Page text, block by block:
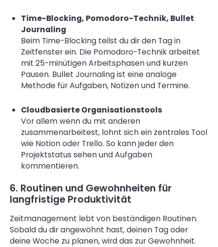
Time-Blocking, Pomodoro-Technik, Bullet
Journaling
Beim Time-Blocking teilst du dir den Tag in
Zeitfenster ein. Die Pomodoro-Technik arbeitet
mit 25-minütigen Arbeitsphasen und kurzen
Pausen. Bullet Journaling ist eine analoge
Methode für Aufgaben, Notizen und Termine.
Cloudbasierte Organisationstools
Vor allem wenn du mit anderen
zusammenarbeitest, lohnt sich ein zentrales Tool
wie Notion oder Trello. So kann jeder den
Projektstatus sehen und Aufgaben
kommentieren.
6. Routinen und Gewohnheiten für
langfristige Produktivität
Zeitmanagement lebt von beständigen Routinen.
Sobald du dir angewöhnt hast, deinen Tag oder
deine Woche zu planen, wird das zur Gewohnheit.